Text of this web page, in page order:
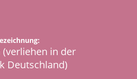
in der
Deutschland)